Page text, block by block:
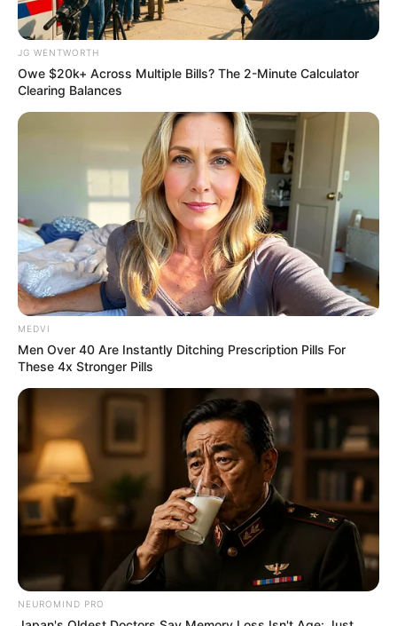
How They Made Little Simba Look So Lifelike in 'The
6 Best 90’s Action Movies From Your Childhood
BRAINBERRIES
JG WENTWORTH
Owe $20k+ Across Multiple Bills? The 2-Minute Calculator
Clearing Balances
MEDVI
Men Over 40 Are Instantly Ditching Prescription Pills For
These 4x Stronger Pills
NEUROMIND PRO